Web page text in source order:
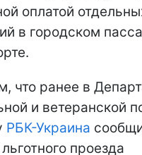
оплатой
в городском
что ранее в
и ветеранской
РБК-Украина
проезда